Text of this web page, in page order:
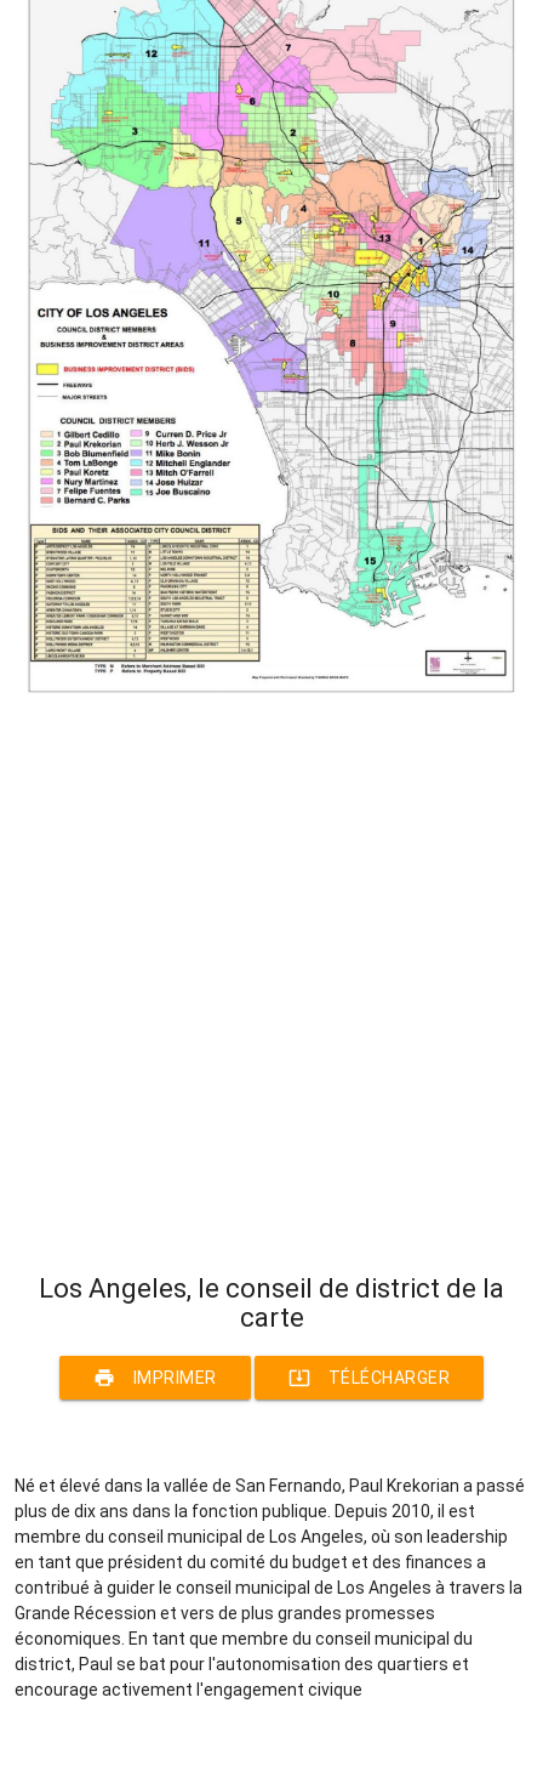
Los Angeles, le conseil de district de la
carte
print IMPRIMER system_update_alt TÉLÉCHARGER
Né et élevé dans la vallée de San Fernando, Paul Krekorian a passé
plus de dix ans dans la fonction publique. Depuis 2010, il est
membre du conseil municipal de Los Angeles, où son leadership
en tant que président du comité du budget et des finances a
contribué à guider le conseil municipal de Los Angeles à travers la
Grande Récession et vers de plus grandes promesses
économiques. En tant que membre du conseil municipal du
district, Paul se bat pour l'autonomisation des quartiers et
encourage activement l'engagement civique